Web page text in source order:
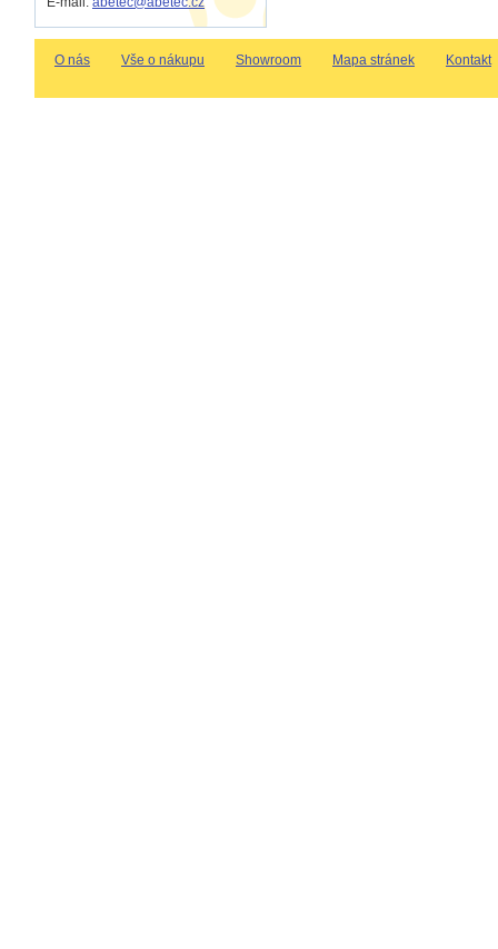
O nás Vše o nákupu Showroom Mapa stránek Kontakt